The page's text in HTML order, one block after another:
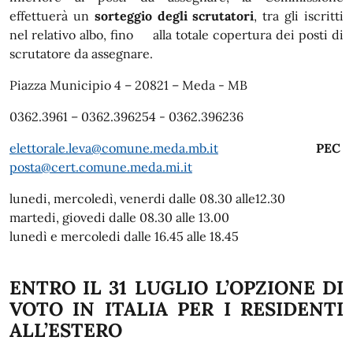
effettuerà unsorteggio degli scrutatori, tra gli iscritti
nel relativo albo, fino alla totale copertura dei posti di
scrutatore da assegnare.
Piazza Municipio 4 – 20821 – Meda - MB
0362.3961 – 0362.396254 - 0362.396236
elettorale.leva@comune.meda.mb.it
PEC
posta@cert.comune.meda.mi.it
lunedi, mercoledì, venerdi dalle 08.30 alle12.30
martedi, giovedi dalle 08.30 alle 13.00
lunedì e mercoledi dalle 16.45 alle 18.45
ENTRO IL 31 LUGLIO L’OPZIONE DI
VOTO IN ITALIA PER I RESIDENTI
ALL’ESTERO